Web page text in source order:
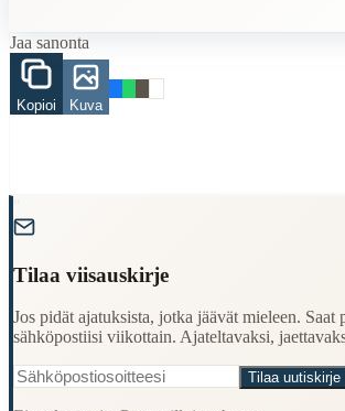
tie
säde
elämä
onni
Finding quotes for speeches or writing
Cultural Context
Jaa sanonta
Kopioi Kuva
Tilaa viisauskirje
Jos pidät ajatuksista, jotka jäävät mieleen. Saat
sähköpostiisi viikottain. Ajateltavaksi,
Tilaa uutiskirje